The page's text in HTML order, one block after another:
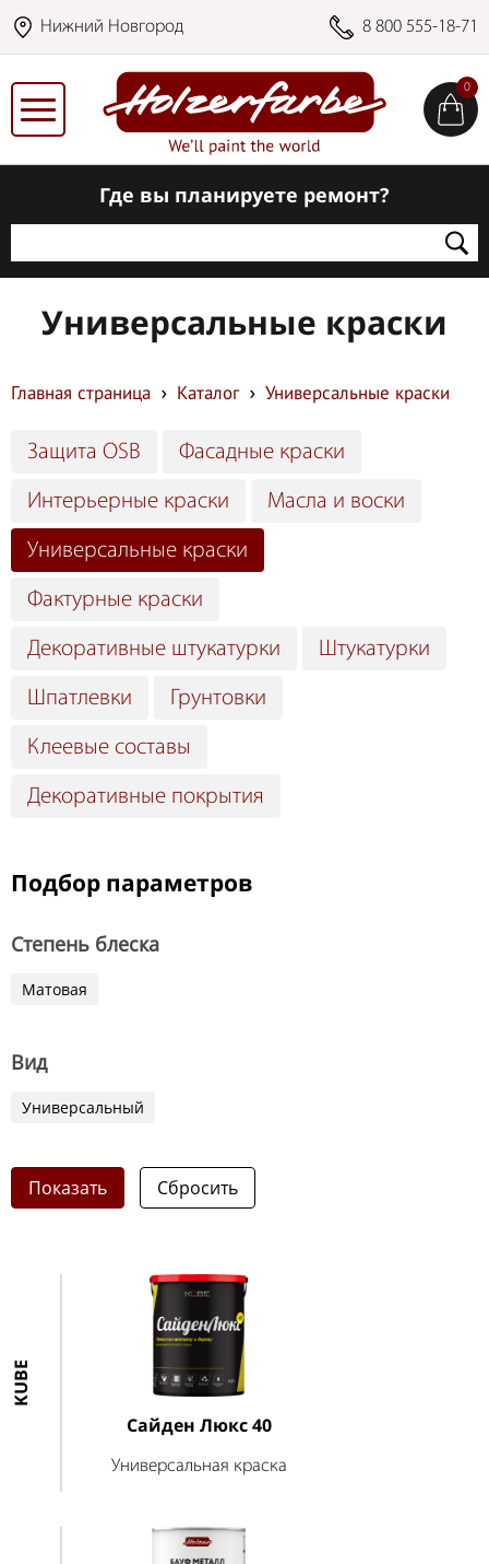
Нижний Новгород 8 800 555-18-71
0
Где вы планируете ремонт?
Универсальные краски
Главная страница Каталог Универсальные краски
Защита OSB Фасадные краски
Интерьерные краски Масла и воски
Универсальные краски
Фактурные краски
Декоративные штукатурки Штукатурки
Шпатлевки Грунтовки
Клеевые составы
Декоративные покрытия
Подбор параметров
Степень блеска
Матовая
Вид
Универсальный
Показать
KUBE
Сайден Люкс 40
Универсальная краска